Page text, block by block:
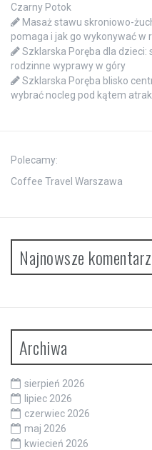
Czarny Potok
Masaż stawu skroniowo-
pomaga i jak go wykonywać w
Szklarska Poręba dla dzieci:
rodzinne wyprawy w góry
Szklarska Poręba blisko
wybrać nocleg pod kątem
Polecamy:
Coffee Travel Warszawa
Najnowsze
Archiwa
sierpień 2026
lipiec 2026
czerwiec 2026
maj 2026
kwiecień 2026